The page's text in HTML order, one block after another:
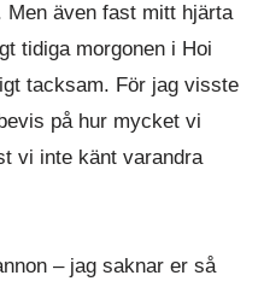
Men även fast mitt hjärta
tidiga morgonen i Hoi
tacksam. För jag visste
på hur mycket vi
vi inte känt varandra
– jag saknar er så